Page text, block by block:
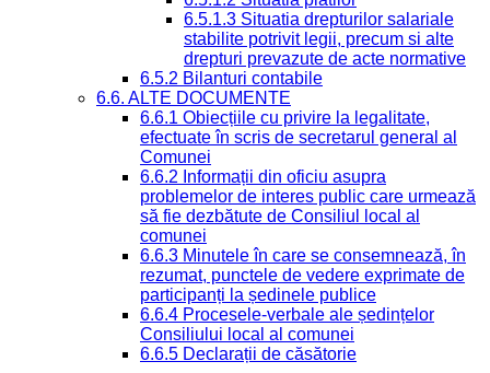
6.5.1.3 Situatia drepturilor salariale
stabilite potrivit legii, precum si alte
drepturi prevazute de acte normative
6.5.2 Bilanturi contabile
6.6. ALTE DOCUMENTE
6.6.1 Obiecțiile cu privire la legalitate,
efectuate în scris de secretarul general al
Comunei
6.6.2 Informații din oficiu asupra
problemelor de interes public care urmează
să fie dezbătute de Consiliul local al
comunei
6.6.3 Minutele în care se consemnează, în
rezumat, punctele de vedere exprimate de
participanți la ședinele publice
6.6.4 Procesele-verbale ale ședințelor
Consiliului local al comunei
6.6.5 Declarații de căsătorie